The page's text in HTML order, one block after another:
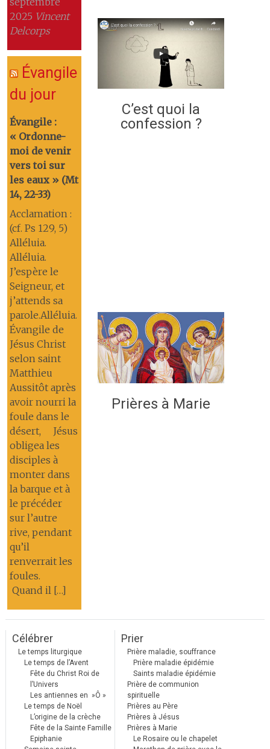
2025 Vincent
Delcorps
Évangile
du jour
Évangile :
« Ordonne-
moi de venir
vers toi sur
les eaux » (Mt
14, 22-33)
Acclamation :
(cf. Ps 129, 5)
Alléluia.
Alléluia.
J’espère le
Seigneur, et
j’attends sa
parole.Alléluia.
Évangile de
Jésus Christ
selon saint
Matthieu
Aussitôt après
avoir nourri la
foule dans le
désert, Jésus
obligea les
disciples à
monter dans
la barque et à
le précéder
sur l’autre
rive, pendant
qu’il
renverrait les
foules.
Quand il […]
C’est quoi la
confession ?
Prières à Marie
Célébrer
Le temps liturgique
Le temps de l’Avent
Fête du Christ Roi de
l’Univers
Les antiennes en »Ô »
Le temps de Noël
L’origine de la crèche
Fête de la Sainte Famille
Epiphanie
Prier
Prière maladie, souffrance
Prière maladie épidémie
Saints maladie épidémie
Prière de communion
spirituelle
Prières au Père
Prières à Jésus
Prières à Marie
Le Rosaire ou le chapelet